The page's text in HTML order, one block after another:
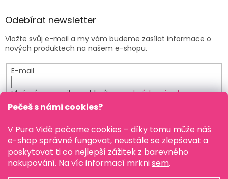
Pečeš s námi cookies?
V Pura Vidě pečeme cookies – díky tomu může náš
e-shop správně fungovat, neustále se zlepšovat a
poskytovat ti co nejlepší zážitek z barevného
nakupování. Na víc informací mrknisem.
Odebírat newsletter
Vložte svůj e-mail a my vám budeme zasílat informace o
nových produktech na našem e-shopu.
E-mail
Vložením e-mailu souhlasíte spodmínkami ochrany
osobních údajů
PŘIHLÁSIT SE